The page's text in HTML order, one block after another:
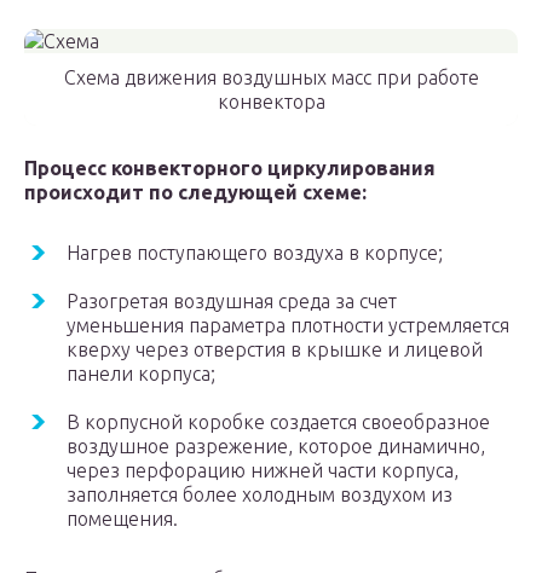
Схема движения воздушных масс при работе
конвектора
Процесс конвекторного циркулирования
происходит по следующей схеме:
Нагрев поступающего воздуха в корпусе;
Разогретая воздушная среда за счет
уменьшения параметра плотности устремляется
кверху через отверстия в крышке и лицевой
панели корпуса;
В корпусной коробке создается своеобразное
воздушное разрежение, которое динамично,
через перфорацию нижней части корпуса,
заполняется более холодным воздухом из
помещения.